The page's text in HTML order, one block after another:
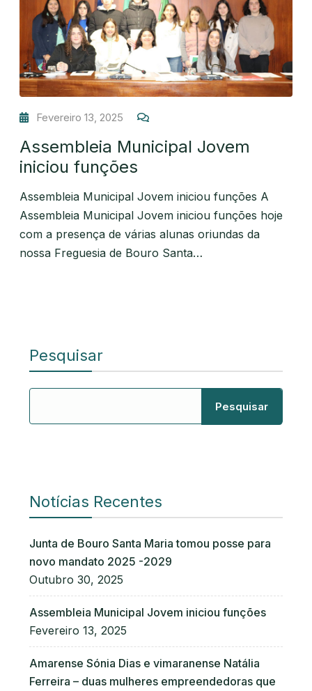
Fevereiro 13, 2025
Assembleia Municipal Jovem
iniciou funções
Assembleia Municipal Jovem iniciou funções A
Assembleia Municipal Jovem iniciou funções hoje
com a presença de várias alunas oriundas da
nossa Freguesia de Bouro Santa…
Pesquisar
Pesquisar
Notícias Recentes
Junta de Bouro Santa Maria tomou posse para
novo mandato 2025 -2029
Outubro 30, 2025
Assembleia Municipal Jovem iniciou funções
Fevereiro 13, 2025
Amarense Sónia Dias e vimaranense Natália
Ferreira – duas mulheres empreendedoras que